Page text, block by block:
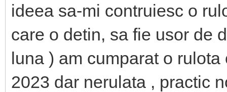
ideea sa-mi contruiesc o
care o detin, sa fie usor de
luna ) am cumparat o
2023 dar nerulata , practic